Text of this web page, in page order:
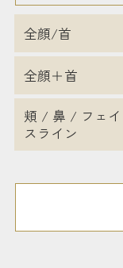
全顔/首
全顔＋首
頬 / 鼻 / フェイ
スライン